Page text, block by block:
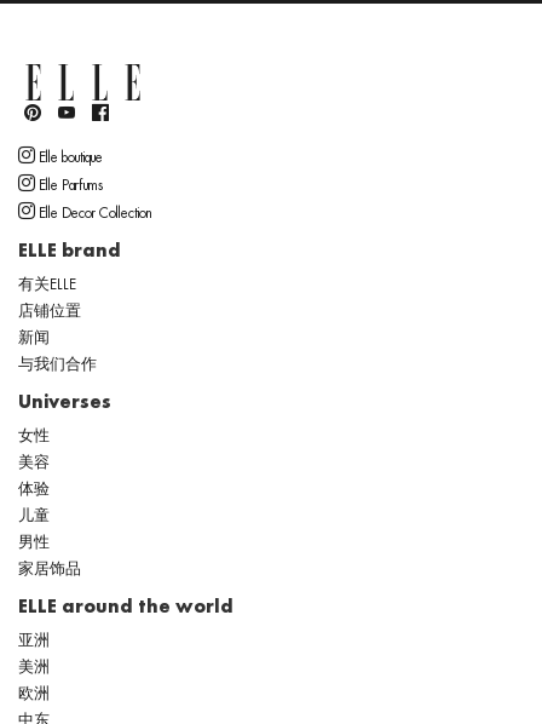
Elle boutique
Elle Parfums
Elle Decor Collection
ELLE brand
有关ELLE
店铺位置
新闻
与我们合作
Universes
女性
美容
体验
儿童
男性
家居饰品
ELLE around the world
亚洲
美洲
欧洲